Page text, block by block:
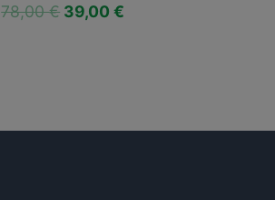
78,00€ Pôvodná
39,00€